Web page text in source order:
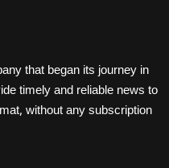
that began its journey in
timely and reliable news to
without any subscription